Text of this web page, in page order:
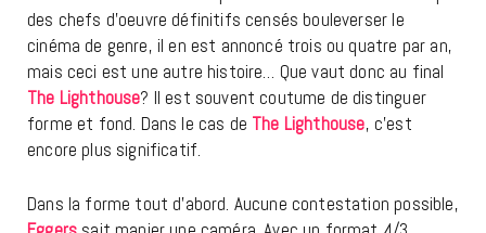
des chefs d’oeuvre définitifs censés bouleverser le
cinéma de genre, il en est annoncé trois ou quatre par an,
mais ceci est une autre histoire… Que vaut donc au final
The Lighthouse? Il est souvent coutume de distinguer
forme et fond. Dans le cas de The Lighthouse, c’est
encore plus significatif.
Dans la forme tout d’abord. Aucune contestation possible,